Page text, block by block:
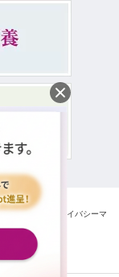
推進協会の
プライバシーマ
Reserved